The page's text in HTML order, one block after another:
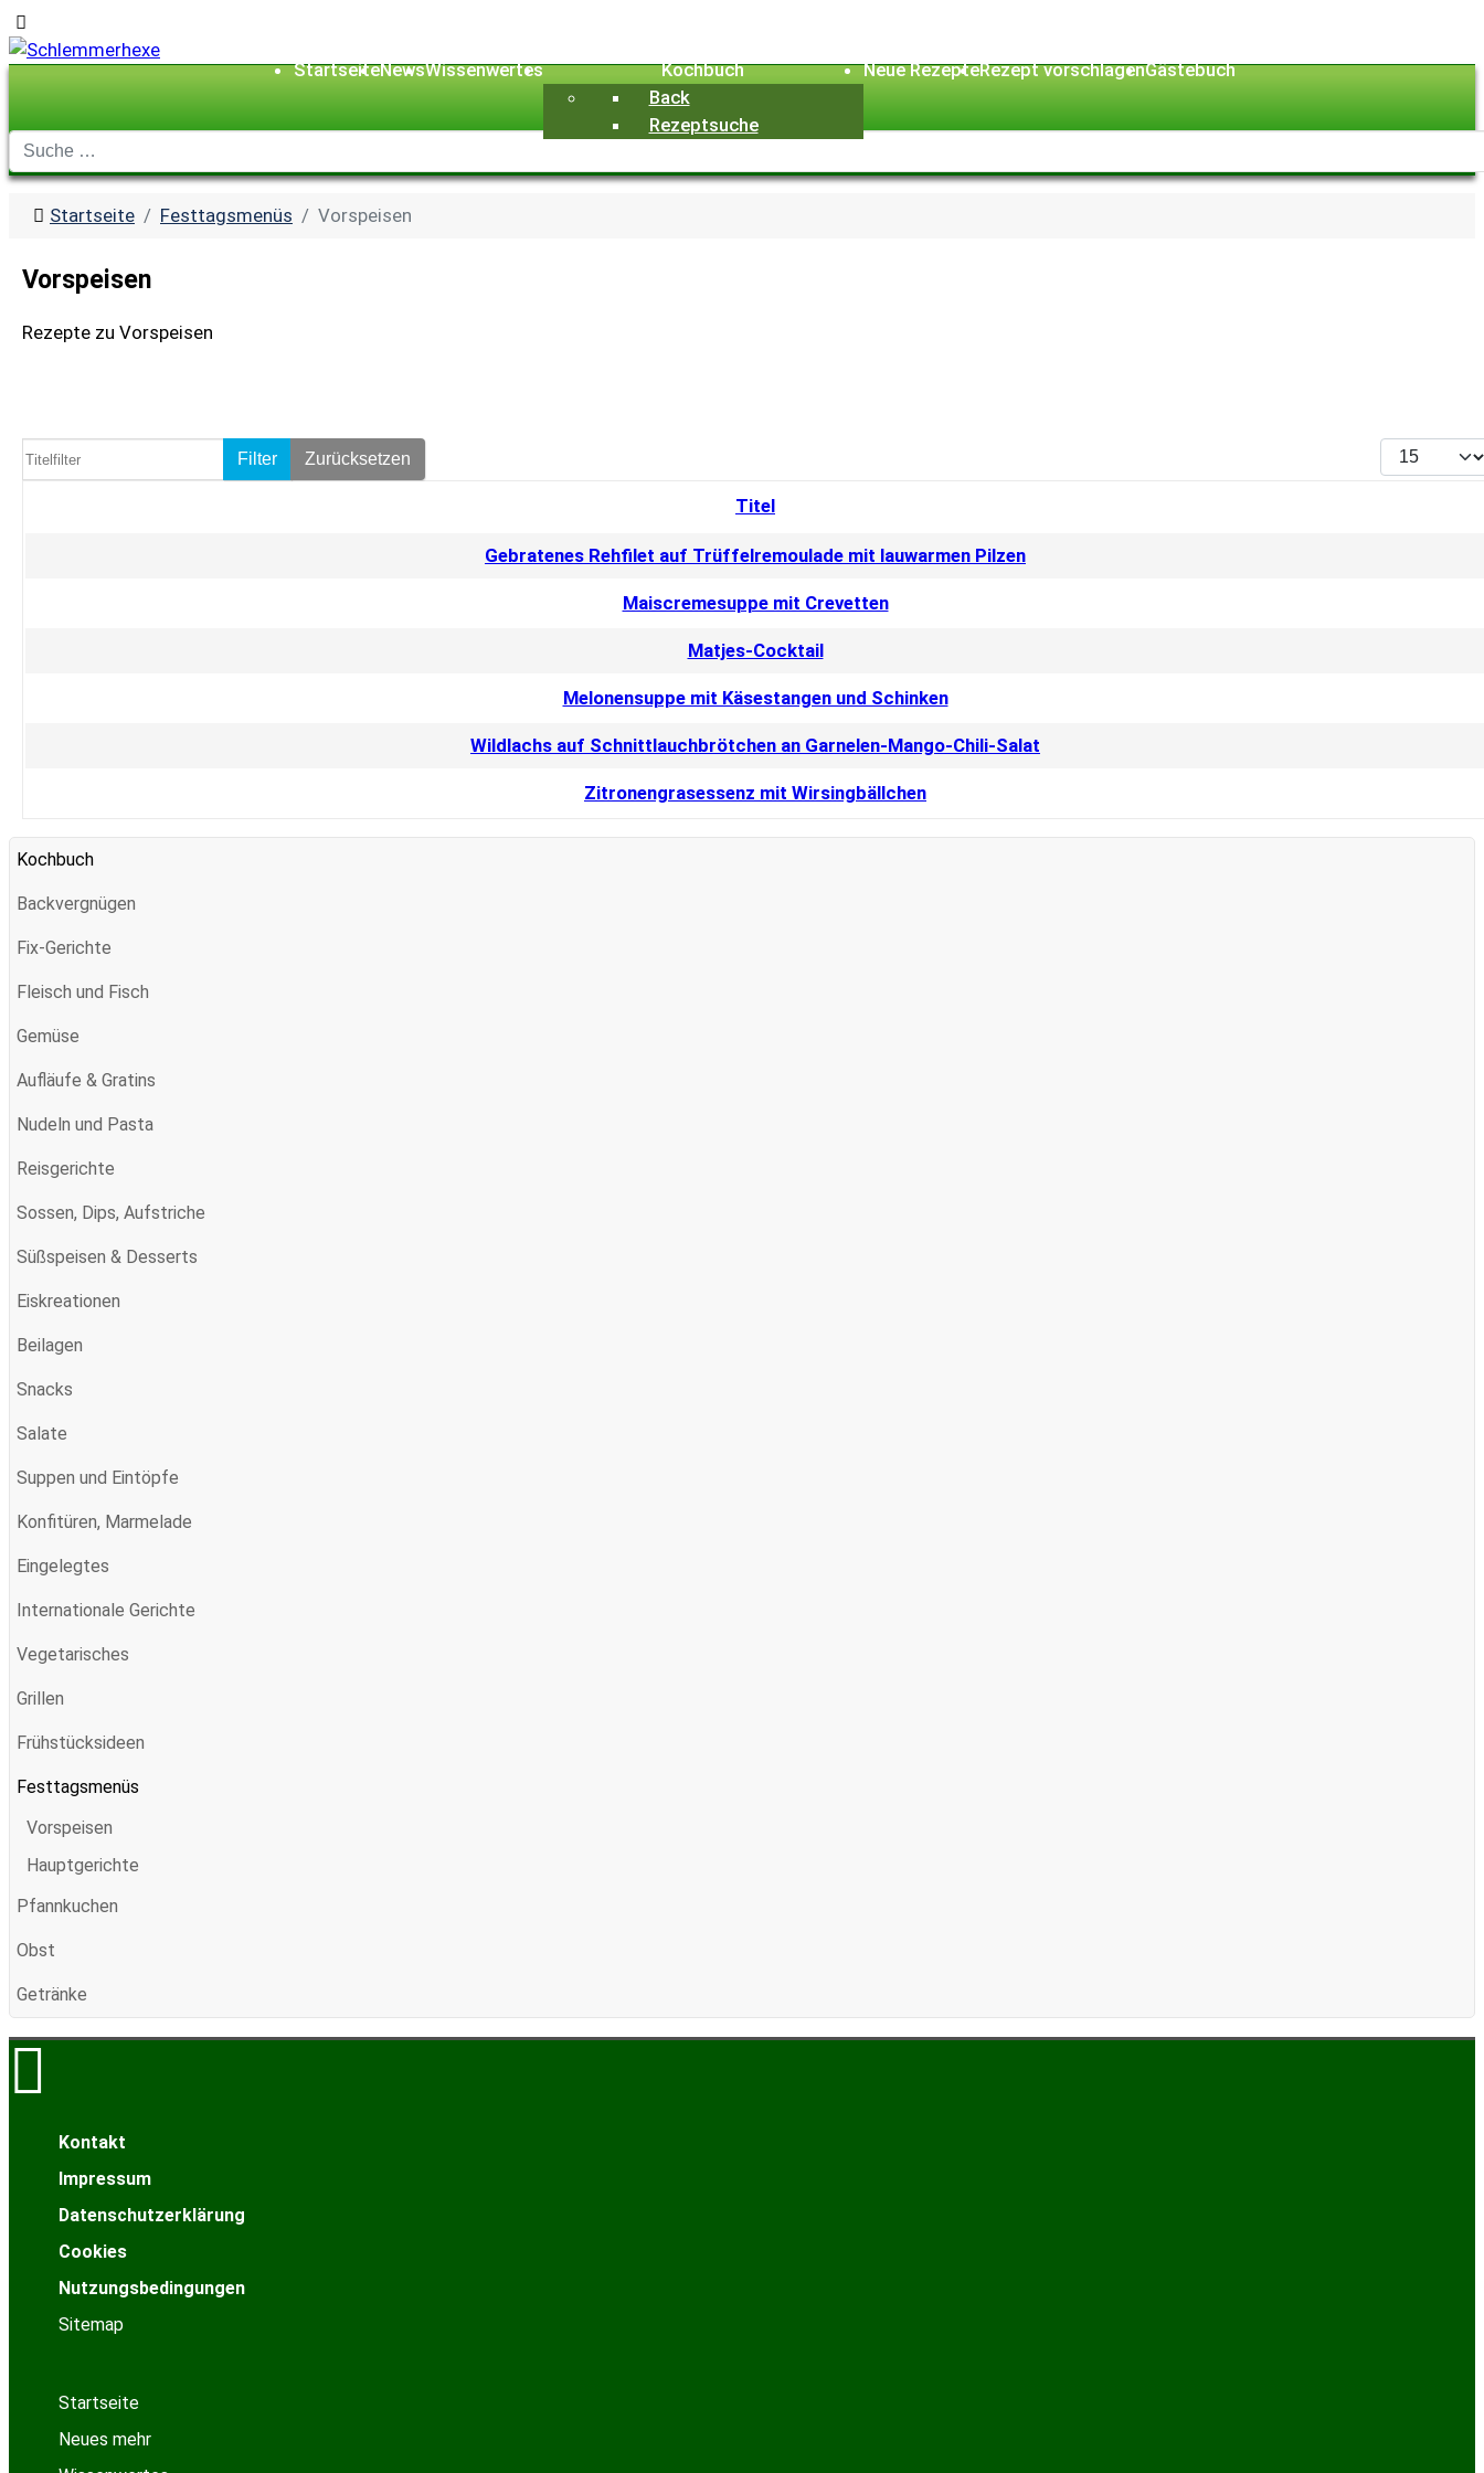
StartseiteNewsWissenwertes
Kochbuch
Back
Rezeptsuche
Neue RezepteRezept vorschlagenGästebuch
Geben Sie ...
Startseite Festtagsmenüs Vorspeisen
Vorspeisen
Rezepte zu Vorspeisen
Titelfilter Filter Zurücksetzen Anzeige #
Titel
Gebratenes Rehfilet auf Trüffelremoulade mit lauwarmen Pilzen
Maiscremesuppe mit Crevetten
Matjes-Cocktail
Melonensuppe mit Käsestangen und Schinken
Wildlachs auf Schnittlauchbrötchen an Garnelen-Mango-Chili-Salat
Zitronengrasessenz mit Wirsingbällchen
Kochbuch
Backvergnügen
Fix-Gerichte
Fleisch und Fisch
Gemüse
Aufläufe & Gratins
Nudeln und Pasta
Reisgerichte
Sossen, Dips, Aufstriche
Süßspeisen & Desserts
Eiskreationen
Beilagen
Snacks
Salate
Suppen und Eintöpfe
Konfitüren, Marmelade
Eingelegtes
Internationale Gerichte
Vegetarisches
Grillen
Frühstücksideen
Festtagsmenüs
Vorspeisen
Hauptgerichte
Pfannkuchen
Obst
Getränke
Kontakt
Impressum
Datenschutzerklärung
Cookies
Nutzungsbedingungen
Sitemap
Startseite
Neues mehr